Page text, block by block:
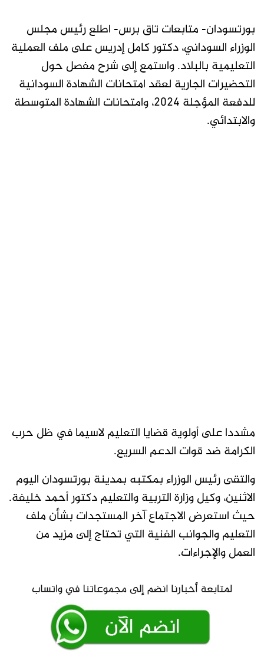
بورتسودان- متابعات تاق برس- اطلع رئيس مجلس
الوزراء السوداني، دكتور كامل إدريس على ملف العملية
التعليمية بالبلاد. واستمع إلى شرح مفصل حول
التحضيرات الجارية لعقد امتحانات الشهادة السودانية
للدفعة المؤجلة 2024، وامتحانات الشهادة المتوسطة
والابتدائي.
مشددا على أولوية قضايا التعليم لاسيما في ظل حرب
الكرامة ضد قوات الدعم السريع.
والتقى رئيس الوزراء بمكتبه بمدينة بورتسودان اليوم
الاثنين، وكيل وزارة التربية والتعليم دكتور أحمد خليفة.
حيث استعرض الاجتماع آخر المستجدات بشأن ملف
التعليم والجوانب الفنية التي تحتاج إلى مزيد من
العمل والإجراءات.